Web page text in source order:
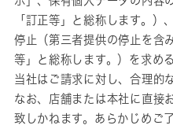
「訂正等」と総称します。）
停止（第三者提供の停止を含
等」と総称します。）を求め
当社はご請求に対し、合理的
なお、店舗または本社に直接
致しかねます。あらかじめご